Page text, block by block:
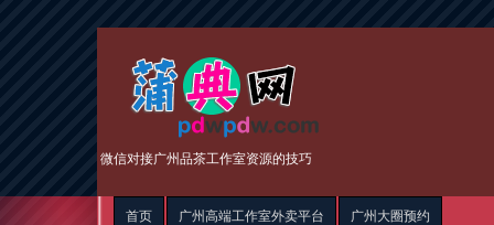
微信对接广州品茶工作室资源的技巧
首页 广州高端工作室外卖平台 广州大圈预约